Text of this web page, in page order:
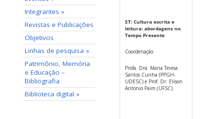
Integrantes »
Revistas e Publicações
Objetivos
Linhas de pesquisa »
Patrimônio, Memória
e Educação –
Bibliografia
Biblioteca digital »
ST: Cultura escrita e
leitura: abordagens no
Tempo Presente
Coordenação:
Profa. Dra. Maria Teresa
Santos Cunha (PPGH-
UDESC) e Prof. Dr. Elison
Antonio Paim (UFSC).